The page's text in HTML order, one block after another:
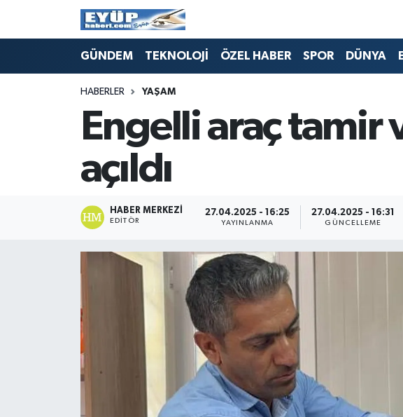
GÜNDEM TEKNOLOJİ ÖZEL HABER SPOR DÜNYA
HABERLER YAŞAM
Engelli araç tamir
açıldı
HABER MERKEZI
EDITÖR
27.04.2025 - 16:25
YAYINLANMA
27.04.2025 - 16:31
GÜNCELLEME